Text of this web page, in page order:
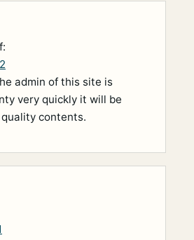
admin of this site is
very quickly it will be
contents.